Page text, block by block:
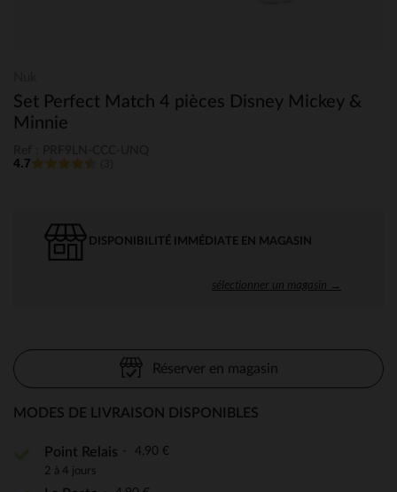
Set Perfect Match 4 pièces Disney Mickey &
Minnie
4.7
DISPONIBILITÉ IMMÉDIATE EN MAGASIN
sélectionner un magasin →
Réserver en magasin
MODES DE LIVRAISON DISPONIBLES
Point Relais 4,90 €
2 à 4 jours